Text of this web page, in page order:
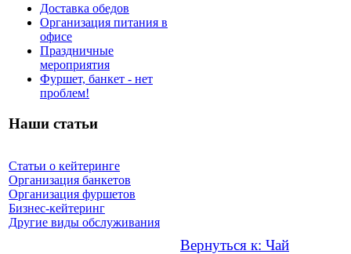
Доставка обедов
Организация питания в
офисе
Праздничные
мероприятия
Фуршет, банкет - нет
проблем!
Наши статьи
Статьи о кейтеринге
Организация банкетов
Организация фуршетов
Бизнес-кейтеринг
Другие виды обслуживания
Вернуться к: Чай